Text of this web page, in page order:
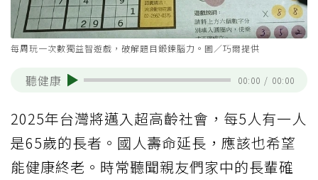
每周玩一次數獨益智遊戲，破解題目鍛鍊腦力。圖／巧爾提供
聽健康 00:00 / 00:00
2025年台灣將邁入超高齡社會，每5人有一人
是65歲的長者。國人壽命延長，應該也希望
能健康終老。時常聽聞親友們家中的長輩確